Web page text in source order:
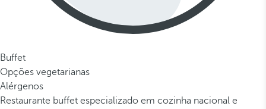
Buffet
Opções vegetarianas
Alérgenos
Restaurante buffet especializado em cozinha nacional e